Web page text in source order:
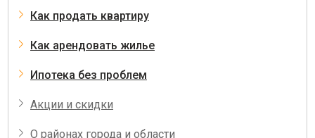
Как продать квартиру
Как арендовать жилье
Ипотека без проблем
Акции и скидки
О районах города и области